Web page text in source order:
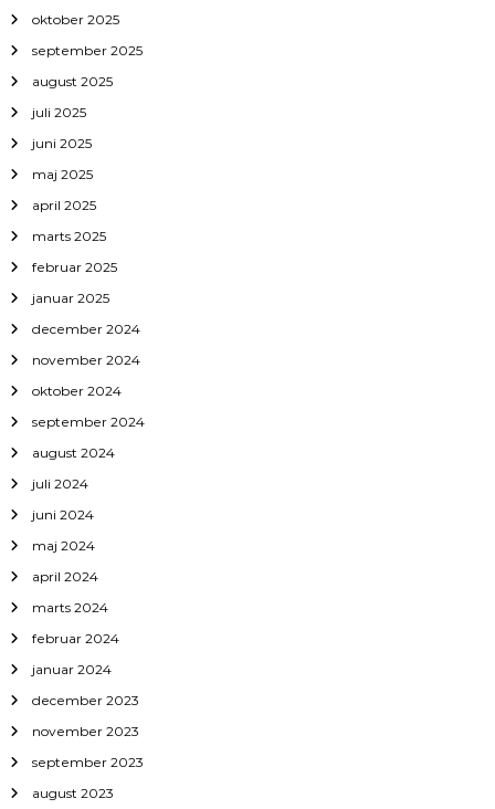
oktober 2025
september 2025
august 2025
juli 2025
juni 2025
maj 2025
april 2025
marts 2025
februar 2025
januar 2025
december 2024
november 2024
oktober 2024
september 2024
august 2024
juli 2024
juni 2024
maj 2024
april 2024
marts 2024
februar 2024
januar 2024
december 2023
november 2023
september 2023
august 2023